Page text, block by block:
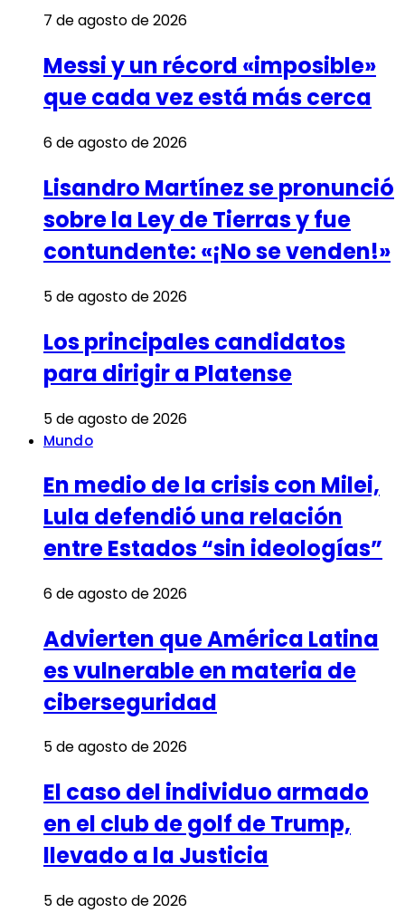
7 de agosto de 2026
Messi y un récord «imposible»
que cada vez está más cerca
6 de agosto de 2026
Lisandro Martínez se pronunció
sobre la Ley de Tierras y fue
contundente: «¡No se venden!»
5 de agosto de 2026
Los principales candidatos
para dirigir a Platense
5 de agosto de 2026
Mundo
En medio de la crisis con Milei,
Lula defendió una relación
entre Estados “sin ideologías”
6 de agosto de 2026
Advierten que América Latina
es vulnerable en materia de
ciberseguridad
5 de agosto de 2026
El caso del individuo armado
en el club de golf de Trump,
llevado a la Justicia
5 de agosto de 2026